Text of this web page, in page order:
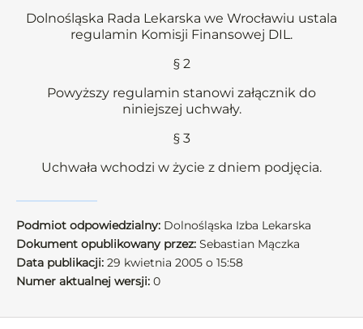
Dolnośląska Rada Lekarska we Wrocławiu ustala
regulamin Komisji Finansowej DIL.
§ 2
Powyższy regulamin stanowi załącznik do
niniejszej uchwały.
§ 3
Uchwała wchodzi w życie z dniem podjęcia.
Podmiot odpowiedzialny: Dolnośląska Izba Lekarska
Dokument opublikowany przez: Sebastian Mączka
Data publikacji: 29 kwietnia 2005 o 15:58
Numer aktualnej wersji: 0